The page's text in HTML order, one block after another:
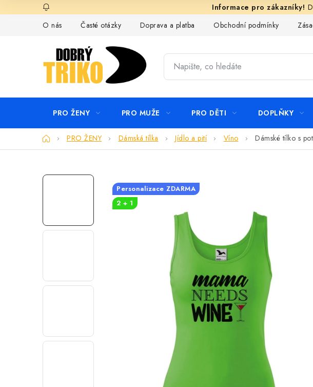
na
O nás
Časté otázky Doprava a platba Obchodní podmínky
PRO ŽENY PRO MUŽE PRO DĚTI DOPLŇKY
DomůPRO ŽENY Dámská tílka Jídlo a pití Víno Dámské tílko s
Personalizace ZDARMA
2 + 1